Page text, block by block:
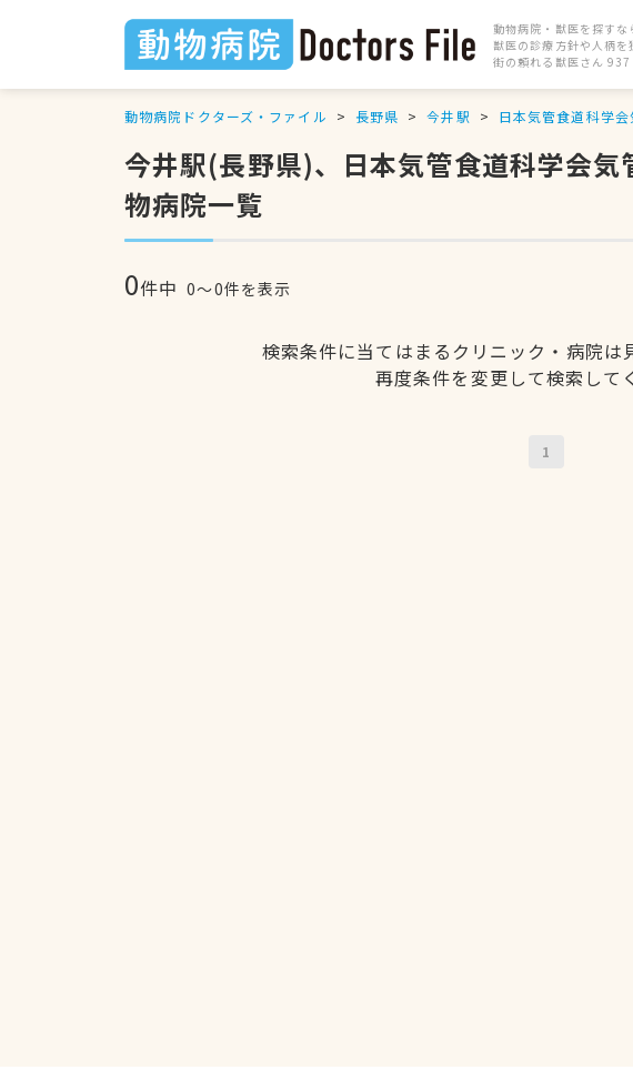
動物病院・獣医を探すな
獣医の診療方針や人柄を
街の頼れる獣医さん
動物病院ドクターズ・ファイル 長野県 今井駅 日本気管食道科学
今井駅(長野県)、日本気管食道科学会
物病院一覧
0件中 0〜0件を表示
検索条件に当てはまるクリニック・病院は
再度条件を変更して検索して
1